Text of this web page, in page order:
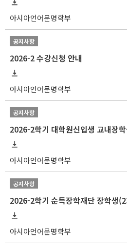
아시아언어문명학부
공지사항
2026-2 수강신청 안내
아시아언어문명학부
공지사항
2026-2학기 대학원신입생 교내장
아시아언어문명학부
공지사항
아시아언어문명학부